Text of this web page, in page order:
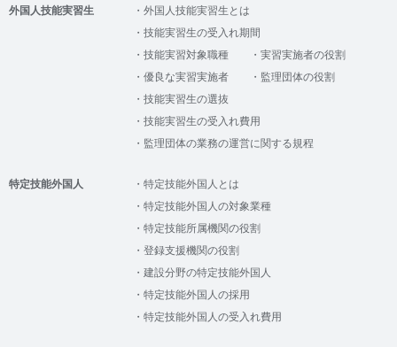
外国人技能実習生
外国人技能実習生とは
技能実習生の受入れ期間
技能実習対象職種
実習実施者の役割
優良な実習実施者
監理団体の役割
技能実習生の選抜
技能実習生の受入れ費用
監理団体の業務の運営に関する規程
特定技能外国人
特定技能外国人とは
特定技能外国人の対象業種
特定技能所属機関の役割
登録支援機関の役割
建設分野の特定技能外国人
特定技能外国人の採用
特定技能外国人の受入れ費用